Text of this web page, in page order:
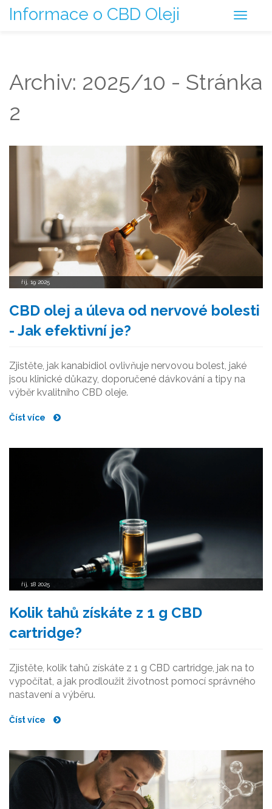
Informace o CBD Oleji
Archiv: 2025/10 - Stránka
2
říj, 19 2025
CBD olej a úleva od nervové bolesti
- Jak efektivní je?
Zjistěte, jak kanabidiol ovlivňuje nervovou bolest, jaké
jsou klinické důkazy, doporučené dávkování a tipy na
výběr kvalitního CBD oleje.
Číst více
říj, 18 2025
Kolik tahů získáte z 1 g CBD
cartridge?
Zjistěte, kolik tahů získáte z 1 g CBD cartridge, jak na to
vypočítat, a jak prodloužit životnost pomocí správného
nastavení a výběru.
Číst více